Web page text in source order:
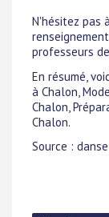
N'hésitez pas
professeurs
En résumé,
à Chalon,
Chalon,
Chalon.
Source :